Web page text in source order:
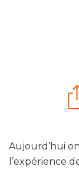
Aujourd’hui
l’expérience